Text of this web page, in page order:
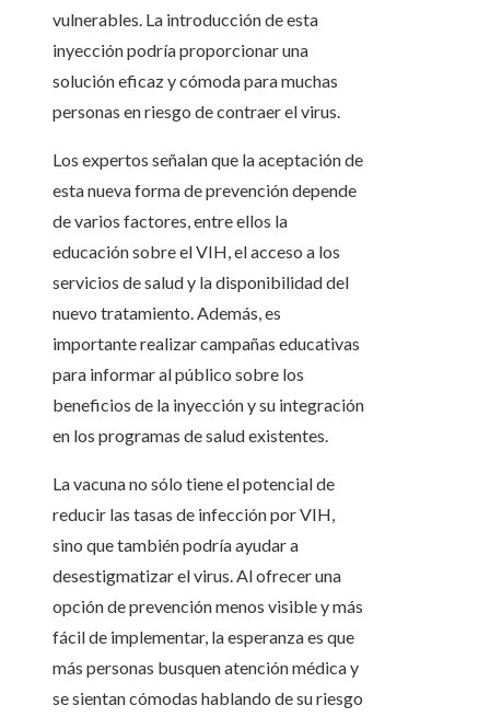
vulnerables. La introducción de esta
inyección podría proporcionar una
solución eficaz y cómoda para muchas
personas en riesgo de contraer el virus.
Los expertos señalan que la aceptación de
esta nueva forma de prevención depende
de varios factores, entre ellos la
educación sobre el VIH, el acceso a los
servicios de salud y la disponibilidad del
nuevo tratamiento. Además, es
importante realizar campañas educativas
para informar al público sobre los
beneficios de la inyección y su integración
en los programas de salud existentes.
La vacuna no sólo tiene el potencial de
reducir las tasas de infección por VIH,
sino que también podría ayudar a
desestigmatizar el virus. Al ofrecer una
opción de prevención menos visible y más
fácil de implementar, la esperanza es que
más personas busquen atención médica y
se sientan cómodas hablando de su riesgo